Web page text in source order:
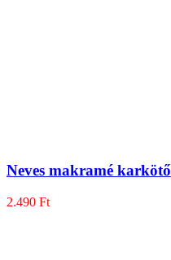
Neves makramé karkötő
2.490 Ft